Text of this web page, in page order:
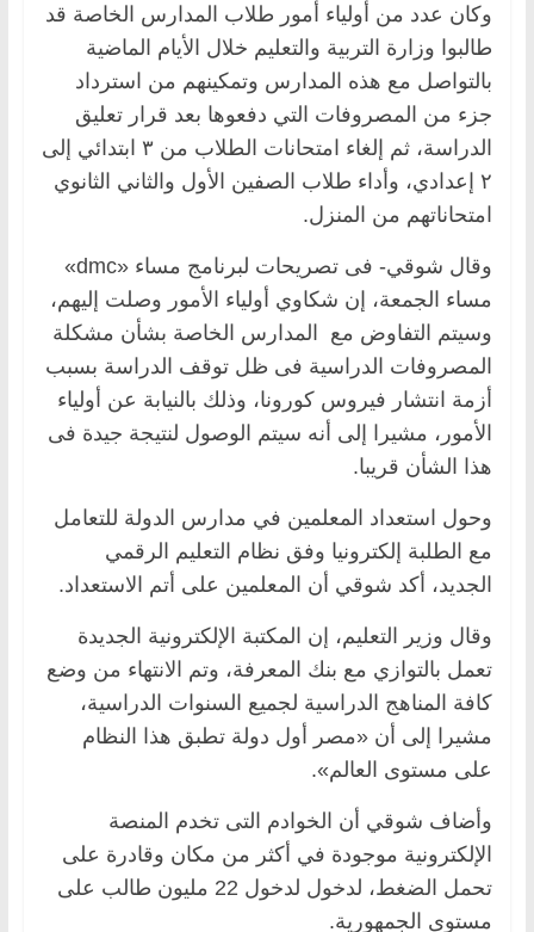
وكان عدد من أولياء أمور طلاب المدارس الخاصة قد
طالبوا وزارة التربية والتعليم خلال الأيام الماضية
بالتواصل مع هذه المدارس وتمكينهم من استرداد
جزء من المصروفات التي دفعوها بعد قرار تعليق
الدراسة، ثم إلغاء امتحانات الطلاب من ٣ ابتدائي إلى
٢ إعدادي، وأداء طلاب الصفين الأول والثاني الثانوي
امتحاناتهم من المنزل.
وقال شوقي- فى تصريحات لبرنامج مساء «dmc»
مساء الجمعة، إن شكاوي أولياء الأمور وصلت إليهم،
وسيتم التفاوض مع المدارس الخاصة بشأن مشكلة
المصروفات الدراسية فى ظل توقف الدراسة بسبب
أزمة انتشار فيروس كورونا، وذلك بالنيابة عن أولياء
الأمور، مشيرا إلى أنه سيتم الوصول لنتيجة جيدة فى
هذا الشأن قريبا.
وحول استعداد المعلمين في مدارس الدولة للتعامل
مع الطلبة إلكترونيا وفق نظام التعليم الرقمي
الجديد، أكد شوقي أن المعلمين على أتم الاستعداد.
وقال وزير التعليم، إن المكتبة الإلكترونية الجديدة
تعمل بالتوازي مع بنك المعرفة، وتم الانتهاء من وضع
كافة المناهج الدراسية لجميع السنوات الدراسية،
مشيرا إلى أن «مصر أول دولة تطبق هذا النظام
على مستوى العالم».
وأضاف شوقي أن الخوادم التى تخدم المنصة
الإلكترونية موجودة في أكثر من مكان وقادرة على
تحمل الضغط، لدخول لدخول 22 مليون طالب على
مستوى الجمهورية.